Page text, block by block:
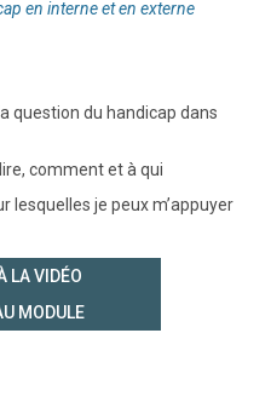
en interne et en externe
question du handicap dans
comment et à qui
lesquelles je peux m’appuyer
LA VIDÉO
MODULE